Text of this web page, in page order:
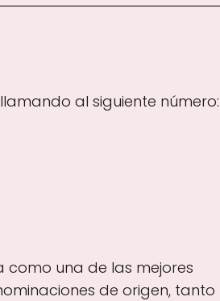
al siguiente número:
como una de las mejores
de origen, tanto